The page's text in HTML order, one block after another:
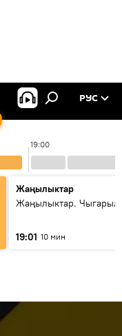
РУС
19:00
Жаңылыктар
Жаңылыктар.
19:01 10 мин